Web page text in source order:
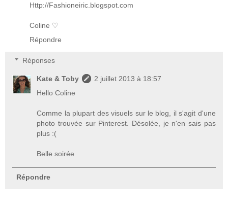
Http://Fashioneiric.blogspot.com
Coline ♡
Répondre
Réponses
Kate & Toby
2 juillet 2013 à 18:57
Hello Coline
Comme la plupart des visuels sur le blog, il s'agit d'une
photo trouvée sur Pinterest. Désolée, je n'en sais pas
plus :(
Belle soirée
Répondre